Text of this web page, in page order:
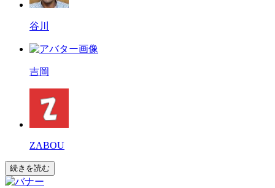
谷川
吉岡
ZABOU
続きを読む